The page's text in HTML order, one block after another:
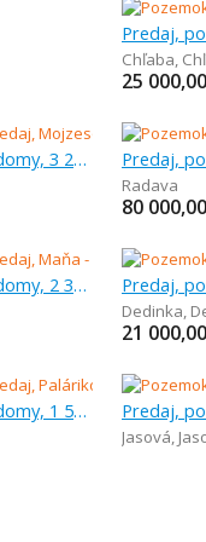
Chľaba,
25 000,00
Predaj, pozemok pre rodinné domy, 3 244 m
Radava
80 000,00
Predaj, pozemok pre rodinné domy, 2 384 m
Dedinka,
21 000,00
Predaj, pozemok pre rodinné domy, 1 521 m
Jasová,